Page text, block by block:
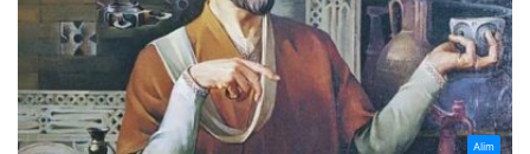
Alim